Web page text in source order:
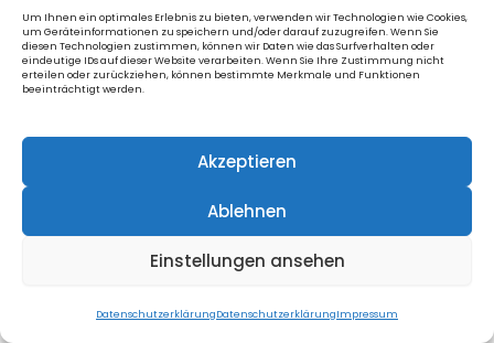
Um Ihnen ein optimales Erlebnis zu bieten, verwenden wir Technologien wie Cookies,
um Geräteinformationen zu speichern und/oder darauf zuzugreifen. Wenn Sie
diesen Technologien zustimmen, können wir Daten wie das Surfverhalten oder
eindeutige IDs auf dieser Website verarbeiten. Wenn Sie Ihre Zustimmung nicht
erteilen oder zurückziehen, können bestimmte Merkmale und Funktionen
beeinträchtigt werden.
Akzeptieren
Ablehnen
Einstellungen ansehen
DatenschutzerklärungDatenschutzerklärungImpressum
3. Zusatzfenster in der Sauna
4. Zusatzfenster im Vorraumab Sauna GS4